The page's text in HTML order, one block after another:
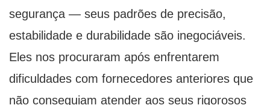
segurança — seus padrões de precisão,
estabilidade e durabilidade são inegociáveis.
Eles nos procuraram após enfrentarem
dificuldades com fornecedores anteriores que
não conseguiam atender aos seus rigorosos